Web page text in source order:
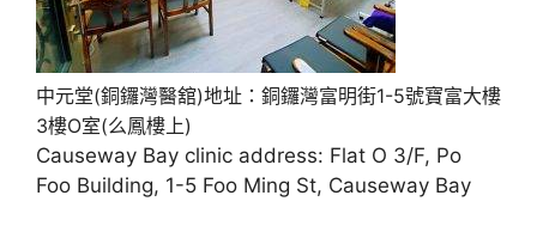
中元堂(銅鑼灣醫舘)地址：銅鑼灣富明街1-5號寶富大樓
3樓O室(么鳳樓上)
Causeway Bay clinic address: Flat O 3/F, Po
Foo Building, 1-5 Foo Ming St, Causeway Bay